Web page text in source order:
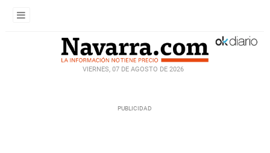
VIERNES, 07 DE AGOSTO DE 2026